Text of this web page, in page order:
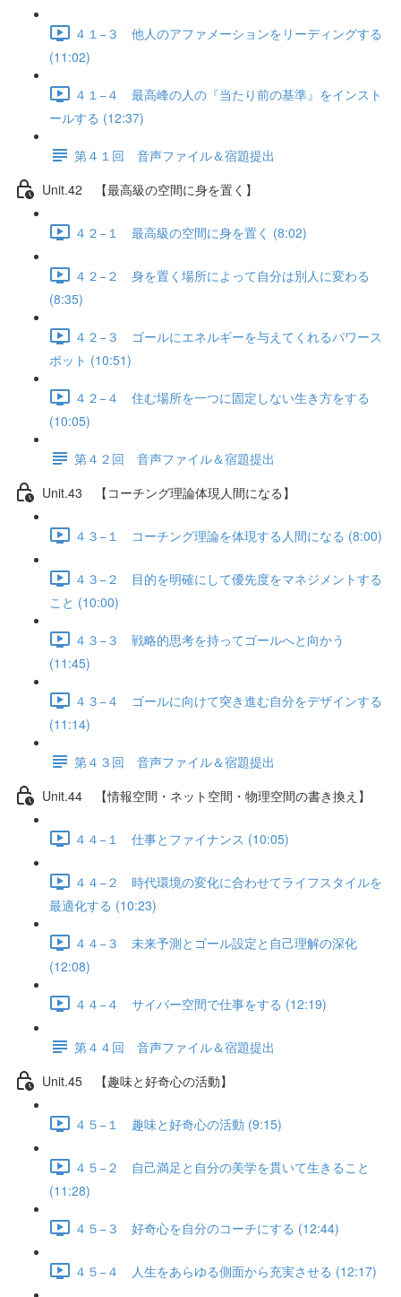
４１−３ 他人のアファメーションをリーディングする
(11:02)
４１−４ 最高峰の人の『当たり前の基準』をインスト
ールする (12:37)
第４１回 音声ファイル＆宿題提出
Unit.42 【最高級の空間に身を置く】
４２−１ 最高級の空間に身を置く (8:02)
４２−２ 身を置く場所によって自分は別人に変わる
(8:35)
４２−３ ゴールにエネルギーを与えてくれるパワース
ポット (10:51)
４２−４ 住む場所を一つに固定しない生き方をする
(10:05)
第４２回 音声ファイル＆宿題提出
Unit.43 【コーチング理論体現人間になる】
４３−１ コーチング理論を体現する人間になる (8:00)
４３−２ 目的を明確にして優先度をマネジメントする
こと (10:00)
４３−３ 戦略的思考を持ってゴールへと向かう
(11:45)
４３−４ ゴールに向けて突き進む自分をデザインする
(11:14)
第４３回 音声ファイル＆宿題提出
Unit.44 【情報空間・ネット空間・物理空間の書き換え】
４４−１ 仕事とファイナンス (10:05)
４４−２ 時代環境の変化に合わせてライフスタイルを
最適化する (10:23)
４４−３ 未来予測とゴール設定と自己理解の深化
(12:08)
４４−４ サイバー空間で仕事をする (12:19)
第４４回 音声ファイル＆宿題提出
Unit.45 【趣味と好奇心の活動】
４５−１ 趣味と好奇心の活動 (9:15)
４５−２ 自己満足と自分の美学を貫いて生きること
(11:28)
４５−３ 好奇心を自分のコーチにする (12:44)
４５−４ 人生をあらゆる側面から充実させる (12:17)